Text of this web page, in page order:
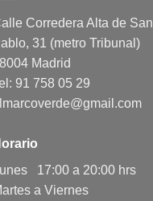
Corredera Alta de San
31 (metro Tribunal)
Madrid
91 758 05 29
17:00 a 20:00 hrs
a Viernes